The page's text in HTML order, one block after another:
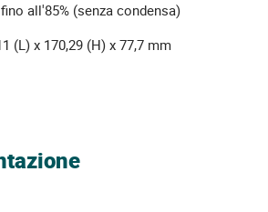
all'85% (senza condensa)
(L) x 170,29 (H) x 77,7 mm